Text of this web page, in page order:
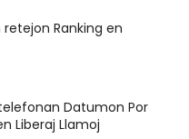
Ranking en
Datumon Por
Liberaj Llamoj